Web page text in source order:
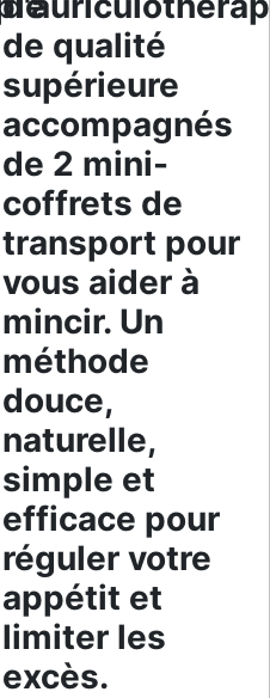
de qualité
supérieure
accompagnés
de 2 mini-
coffrets de
transport pour
vous aider à
mincir. Un
méthode
douce,
naturelle,
simple et
efficace pour
réguler votre
appétit et
limiter les
excès.